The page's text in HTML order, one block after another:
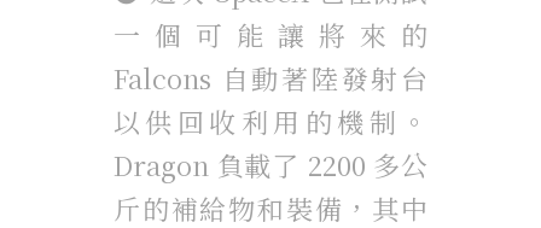
一個可能讓將來的
Falcons 自動著陸發射台
以供回收利用的機制。
Dragon 負載了 2200 多公
斤的補給物和裝備，其中